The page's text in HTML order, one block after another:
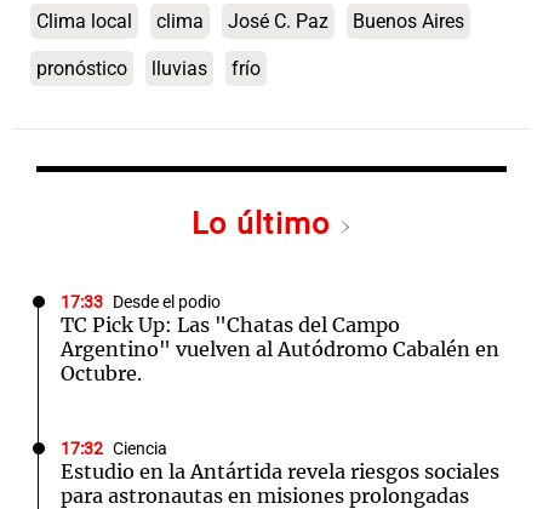
Clima local clima José C. Paz Buenos Aires
pronóstico lluvias frío
Lo último
17:33 Desde el podio
TC Pick Up: Las "Chatas del Campo
Argentino" vuelven al Autódromo Cabalén en
Octubre.
17:32 Ciencia
Estudio en la Antártida revela riesgos sociales
para astronautas en misiones prolongadas